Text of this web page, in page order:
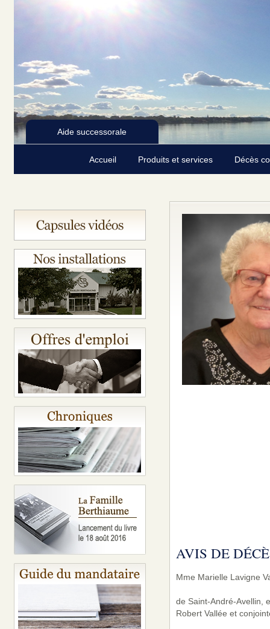
Aide successorale
Accueil Produits et services Décès
AVIS DE
Mme Marielle Lavigne
de Saint-André-Avellin,
Robert Vallée et